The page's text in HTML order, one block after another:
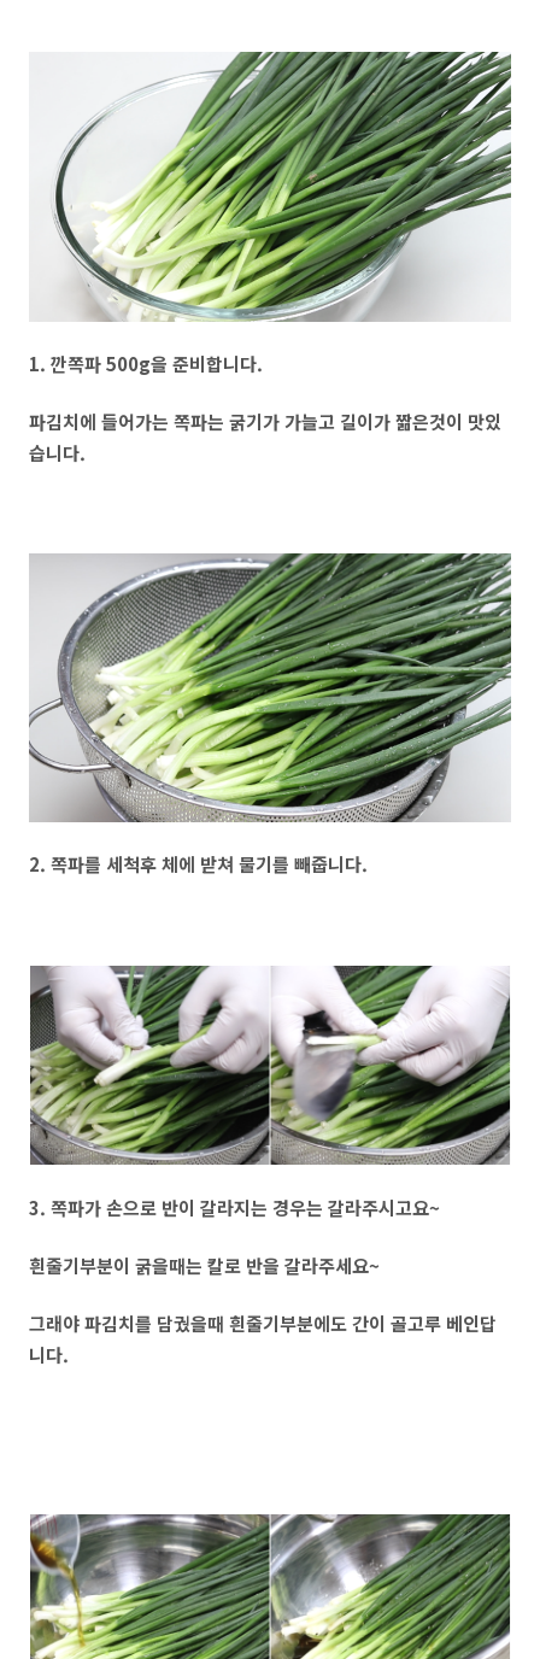
1. 깐쪽파 500g을 준비합니다.
파김치에 들어가는 쪽파는 굵기가 가늘고 길이가 짦은것이 맛있
습니다.
2. 쪽파를 세척후 체에 받쳐 물기를 빼줍니다.
3. 쪽파가 손으로 반이 갈라지는 경우는 갈라주시고요~
흰줄기부분이 굵을때는 칼로 반을 갈라주세요~
그래야 파김치를 담궜을때 흰줄기부분에도 간이 골고루 베인답
니다.